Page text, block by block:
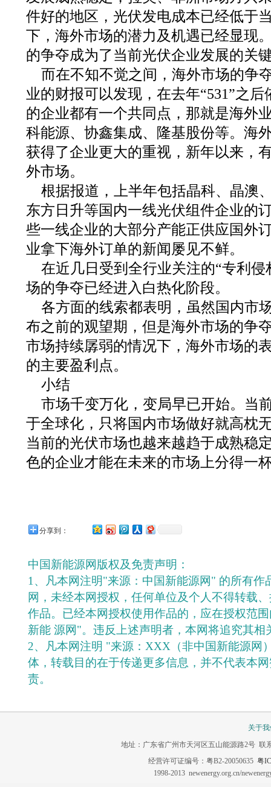
件好的地区，光伏发电成本已经低于
下，海外市场的潜力及机遇已经显现
的争夺成为了当前光伏企业发展的关
而在不知不觉之间，海外市场的争
业的财报可以发现，在去年“531”之
的企业都有一个共同点，那就是海外
科能源、协鑫集成、隆基股份等。海
获得了企业更大的重视，新年以来，
外市场。
根据报道，上半年包括晶科、晶澳
东方日升等国内一线光伏组件企业的
些一线企业的大部分产能正供应国外
业拿下海外订单的新闻屡见不鲜。
在近几日受到全行业关注的“专利
场的争夺已经进入白热化阶段。
各方面的线索都表明，虽然国内市
布之前的观望期，但是海外市场的争
市场持续孱弱的情况下，海外市场的
的主要盈利点。
小结
市场千变万化，变局早已开始。当
于全球化，只将国内市场做好就高枕
当前的光伏市场也越来越趋于成熟稳
色的企业才能在未来的市场上分得一
分享到：
中国新能源网版权及免责声明：
1、凡本网注明"来源：中国新能源网" 的所有作
网，未经本网授权，任何单位及个人不得转载
作品。已经本网授权使用作品的，应在授权范
新能 源网"。违反上述声明者，本网将追究其相
2、凡本网注明 "来源：XXX（非中国新能源网
体，转载目的在于传递更多信息，并不代表本
责。
关于
地址：广东省广州市天河区五山能源路2号 联
经营许可证编号：粤B2-20050635 粤
1998-2013 newenergy.org.cn/